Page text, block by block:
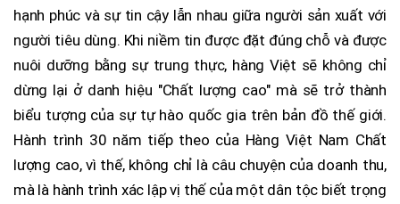
hạnh phúc và sự tin cậy lẫn nhau giữa người sản xuất với
người tiêu dùng. Khi niềm tin được đặt đúng chỗ và được
nuôi dưỡng bằng sự trung thực, hàng Việt sẽ không chỉ
dừng lại ở danh hiệu "Chất lượng cao" mà sẽ trở thành
biểu tượng của sự tự hào quốc gia trên bản đồ thế giới.
Hành trình 30 năm tiếp theo của Hàng Việt Nam Chất
lượng cao, vì thế, không chỉ là câu chuyện của doanh thu,
mà là hành trình xác lập vị thế của một dân tộc biết trọng